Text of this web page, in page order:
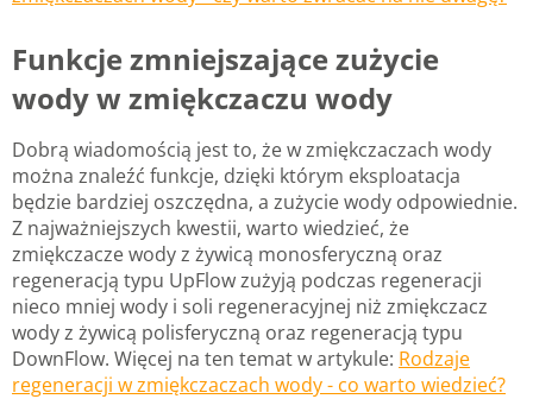
Funkcje zmniejszające zużycie
wody w zmiękczaczu wody
Dobrą wiadomością jest to, że w zmiękczaczach wody
można znaleźć funkcje, dzięki którym eksploatacja
będzie bardziej oszczędna, a zużycie wody odpowiednie.
Z najważniejszych kwestii, warto wiedzieć, że
zmiękczacze wody z żywicą monosferyczną oraz
regeneracją typu UpFlow zużyją podczas regeneracji
nieco mniej wody i soli regeneracyjnej niż zmiękczacz
wody z żywicą polisferyczną oraz regeneracją typu
DownFlow. Więcej na ten temat w artykule: Rodzaje
regeneracji w zmiękczaczach wody - co warto wiedzieć?